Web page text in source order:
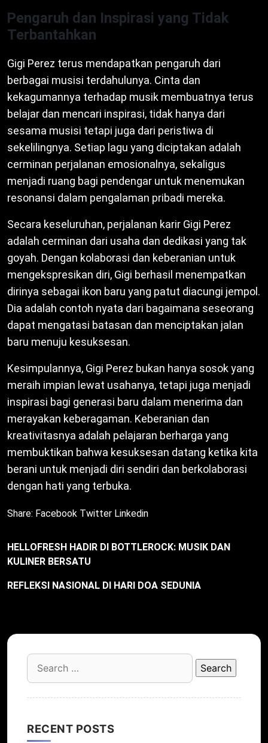
Pengaruh dan Inspirasi yang Tidak
Terbantahkan
Gigi Perez terus mendapatkan pengaruh dari
berbagai musisi terdahulunya. Cinta dan
kekagumannya terhadap musik membuatnya terus
belajar dan mencari inspirasi, tidak hanya dari
sesama musisi tetapi juga dari peristiwa di
sekelilingnya. Setiap lagu yang diciptakan adalah
cerminan perjalanan emosionalnya, sekaligus
menjadi ruang bagi pendengar untuk menemukan
resonansi dalam pengalaman pribadi mereka.
Secara keseluruhan, perjalanan karir Gigi Perez
adalah cerminan dari usaha dan dedikasi yang tak
goyah. Dengan kolaborasi dan keberanian untuk
mengekspresikan diri, Gigi berhasil menempatkan
dirinya sebagai ikon baru yang patut diacungi jempol.
Dia adalah contoh nyata dari bagaimana seseorang
dapat mengatasi batasan dan menciptakan jalan
baru menuju kesuksesan.
Kesimpulannya, Gigi Perez bukan hanya sosok yang
meraih impian lewat usahanya, tetapi juga menjadi
inspirasi bagi generasi baru dalam menerima dan
merayakan keberagaman. Keberanian dan
kreativitasnya adalah pelajaran berharga yang
membuktikan bahwa kesuksesan datang ketika kita
berani untuk menjadi diri sendiri dan berkolaborasi
dengan hati yang terbuka.
Share: Facebook Twitter Linkedin
HELLOFRESH HADIR DI BOTTLEROCK: MUSIK DAN
KULINER BERSATU
REFLEKSI NASIONAL DI HARI DOA SEDUNIA
Search
for:
RECENT POSTS